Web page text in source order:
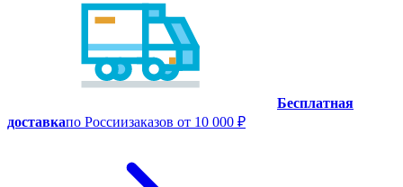
Бесплатная
доставкапо Россиизаказов от 10 000 ₽